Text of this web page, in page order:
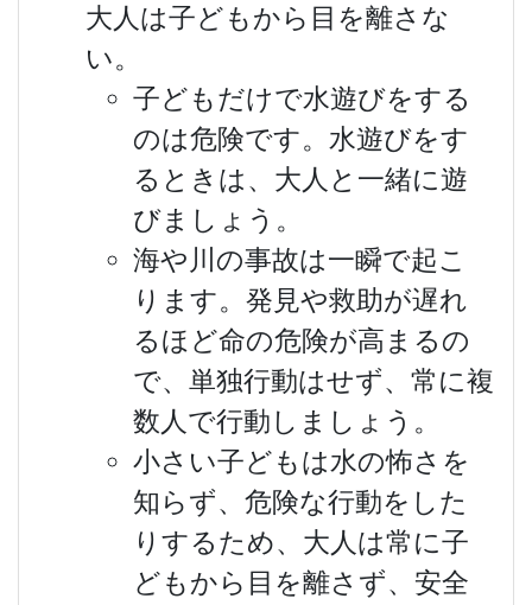
大人は子どもから目を離さな
い。
子どもだけで水遊びをする
のは危険です。水遊びをす
るときは、大人と一緒に遊
びましょう。
海や川の事故は一瞬で起こ
ります。発見や救助が遅れ
るほど命の危険が高まるの
で、単独行動はせず、常に複
数人で行動しましょう。
小さい子どもは水の怖さを
知らず、危険な行動をした
りするため、大人は常に子
どもから目を離さず、安全